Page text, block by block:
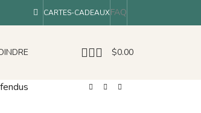
CARTES-CADEAUXFAQ
$0.00